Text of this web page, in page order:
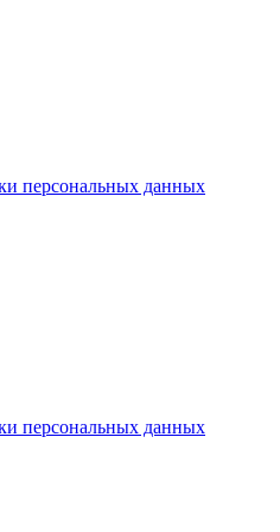
персональных данных
персональных данных